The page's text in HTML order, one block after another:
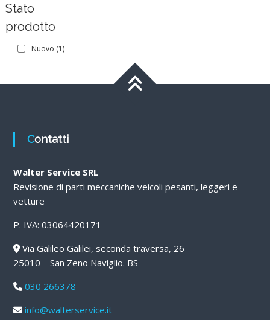
Stato
prodotto
Nuovo (1)
Contatti
Walter Service SRL
Revisione di parti meccaniche veicoli pesanti, leggeri e
vetture
P. IVA: 03064420171
Via Galileo Galilei, seconda traversa, 26
25010 – San Zeno Naviglio. BS
030 266378
info@walterservice.it